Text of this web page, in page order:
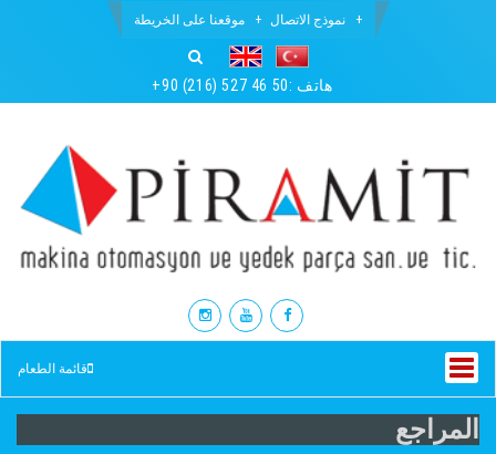
+90 (216) 527 46 50 : هاتف
نموذج الاتصال موقعنا على الخريطة
قائمة الطعام
المراجع